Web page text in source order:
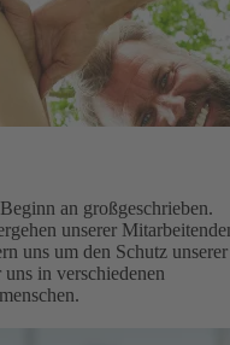
an großgeschrieben.
unserer
uns um den Schutz unserer
in verschiedenen